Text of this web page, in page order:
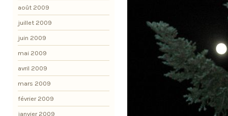
août 2009
juillet 2009
juin 2009
mai 2009
avril 2009
mars 2009
février 2009
janvier 2009